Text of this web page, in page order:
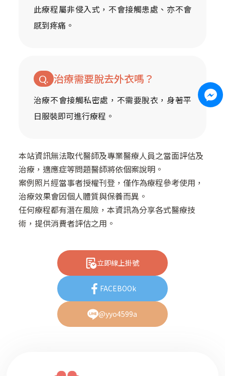
此療程屬非侵入式，不會接觸患處、亦不會
感到疼痛。
治療需要脫去外衣嗎？
治療不會接觸私密處，不需要脫衣，身著平
日服裝即可進行療程。
本站資訊無法取代醫師及專業醫療人員之當面評估及
治療，適應症等問題醫師將依個案說明。
案例照片經當事者授權刊登，僅作為療程參考使用，
治療效果會因個人體質與保養而異。
任何療程都有潛在風險，本資訊為分享各式醫療技
術，提供消費者評估之用。
立即線上掛號
FACEBOOk
@yyo4599a